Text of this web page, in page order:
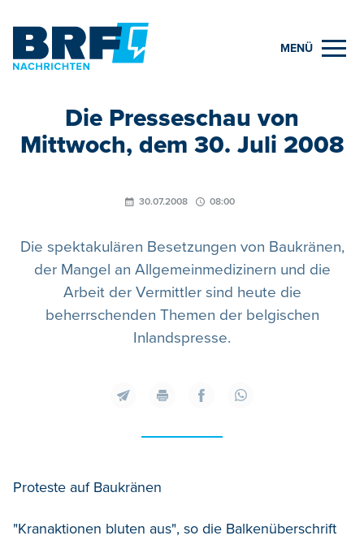
MENÜ
Die Presseschau von
Mittwoch, dem 30. Juli 2008
30.07.2008 08:00
Die spektakulären Besetzungen von Baukränen,
der Mangel an Allgemeinmedizinern und die
Arbeit der Vermittler sind heute die
beherrschenden Themen der belgischen
Inlandspresse.
Proteste auf Baukränen
"Kranaktionen bluten aus", so die Balkenüberschrift